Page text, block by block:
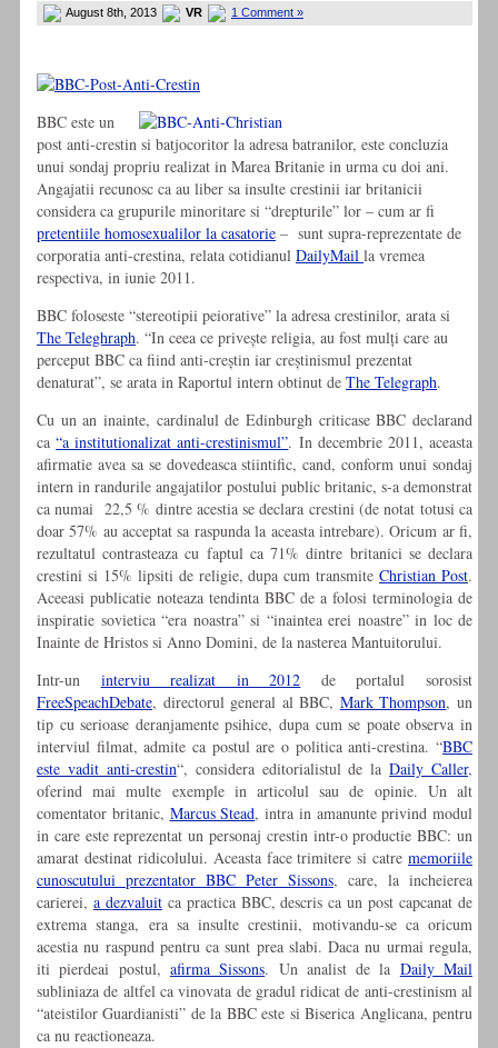
August 8th, 2013 VR 1 Comment »
BBC este un
post anti-crestin si batjocoritor la adresa batranilor, este concluzia
unui sondaj propriu realizat in Marea Britanie in urma cu doi ani.
Angajatii recunosc ca au liber sa insulte crestinii iar britanicii
considera ca grupurile minoritare si “drepturile” lor – cum ar fi
pretentiile homosexualilor la casatorie – sunt supra-reprezentate de
corporatia anti-crestina, relata cotidianul DailyMail la vremea
respectiva, in iunie 2011.
BBC foloseste “stereotipii peiorative” la adresa crestinilor, arata si
The Teleghraph. “In ceea ce privește religia, au fost mulți care au
perceput BBC ca fiind anti-creștin iar creștinismul prezentat
denaturat”, se arata in Raportul intern obtinut de The Telegraph.
Cu un an inainte, cardinalul de Edinburgh criticase BBC declarand
ca“a institutionalizat anti-crestinismul”. In decembrie 2011, aceasta
afirmatie avea sa se dovedeasca stiintific, cand, conform unui sondaj
intern in randurile angajatilor postului public britanic, s-a demonstrat
ca numai 22,5 % dintre acestia se declara crestini (de notat totusi ca
doar 57% au acceptat sa raspunda la aceasta intrebare). Oricum ar fi,
rezultatul contrasteaza cu faptul ca 71% dintre britanici se declara
crestini si 15% lipsiti de religie, dupa cum transmiteChristian Post.
Aceeasi publicatie noteaza tendinta BBC de a folosi terminologia de
inspiratie sovietica “era noastra” si “inaintea erei noastre” in loc de
Inainte de Hristos si Anno Domini, de la nasterea Mantuitorului.
Intr-un interviu realizat in 2012 de portalul sorosist
FreeSpeachDebate, directorul general al BBC, Mark Thompson, un
tip cu serioase deranjamente psihice, dupa cum se poate observa in
interviul filmat, admite ca postul are o politica anti-crestina. “BBC
este vadit anti-crestin“, considera editorialistul de laDaily Caller,
oferind mai multe exemple in articolul sau de opinie. Un alt
comentator britanic, Marcus Stead, intra in amanunte privind modul
in care este reprezentat un personaj crestin intr-o productie BBC: un
amarat destinat ridicolului. Aceasta face trimitere si catre memoriile
cunoscutului prezentator BBC Peter Sissons, care, la incheierea
carierei, a dezvaluitca practica BBC, descris ca un post capcanat de
extrema stanga, era sa insulte crestinii, motivandu-se ca oricum
acestia nu raspund pentru ca sunt prea slabi. Daca nu urmai regula,
iti pierdeai postul, afirma Sissons. Un analist de la Daily Mail
subliniaza de altfel ca vinovata de gradul ridicat de anti-crestinism al
“ateistilor Guardianisti” de la BBC este si Biserica Anglicana, pentru
ca nu reactioneaza.